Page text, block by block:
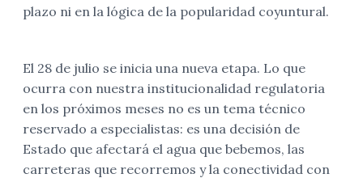
plazo ni en la lógica de la popularidad coyuntural.
El 28 de julio se inicia una nueva etapa. Lo que
ocurra con nuestra institucionalidad regulatoria
en los próximos meses no es un tema técnico
reservado a especialistas: es una decisión de
Estado que afectará el agua que bebemos, las
carreteras que recorremos y la conectividad con